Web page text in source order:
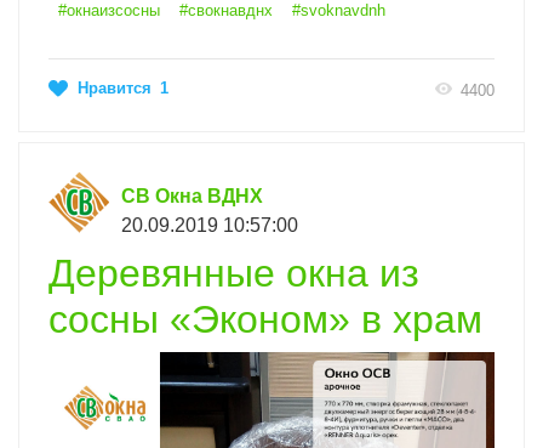
#окнаизсосны
#свокнавднх #svoknavdnh
Нравится 1 4400
СВ Окна ВДНХ
20.09.2019 10:57:00
Деревянные окна из
сосны «Эконом» в храм